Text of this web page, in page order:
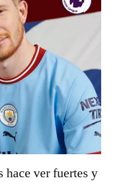
hace ver fuertes y